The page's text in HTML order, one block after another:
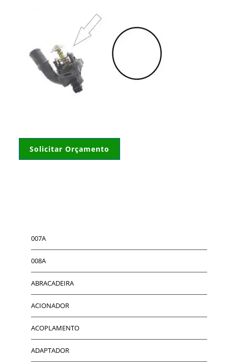
Solicitar Orçamento
007A
008A
ABRACADEIRA
ACIONADOR
ACOPLAMENTO
ADAPTADOR